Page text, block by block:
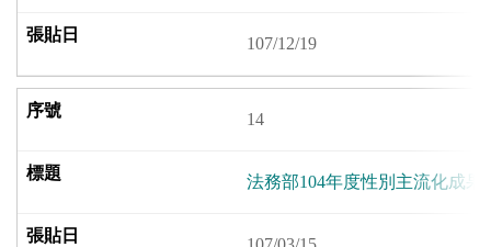
107/12/19
14
法務部104年度性別主流化成果